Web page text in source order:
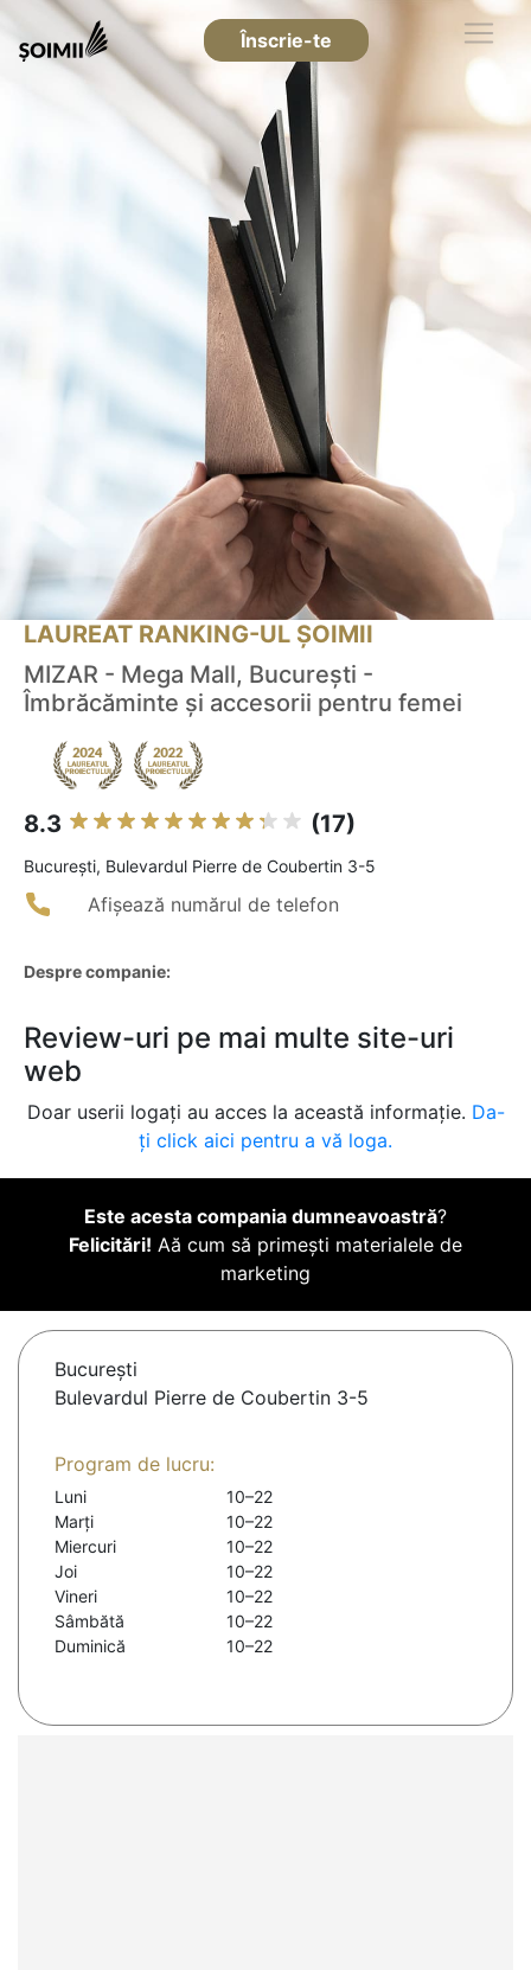
Înscrie-te
LAUREAT RANKING-UL ȘOIMII
MIZAR - Mega Mall, București -
Îmbrăcăminte și accesorii pentru femei
8.3 (17)
Bucureşti, Bulevardul Pierre de Coubertin 3-5
Afișează numărul de telefon
Despre companie:
Review-uri pe mai multe site-uri
web
Doar userii logați au acces la această informație. Da-
ți click aici pentru a vă loga.
Este acesta compania dumneavoastră?
Felicitări! Aă cum să primești materialele de
marketing
Bucureşti
Bulevardul Pierre de Coubertin 3-5
Program de lucru:
Luni
10–22
Marți
10–22
Miercuri
10–22
Joi
10–22
Vineri
10–22
Sâmbătă
10–22
Duminică
10–22